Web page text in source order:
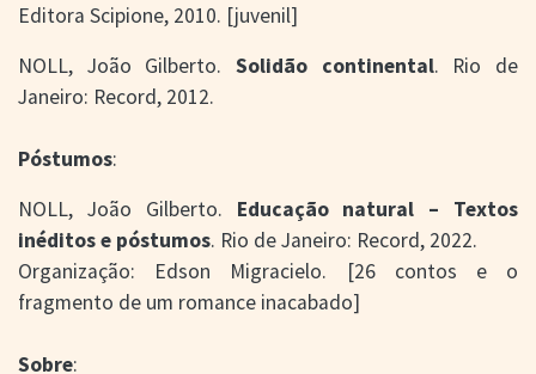
Editora Scipione, 2010. [juvenil]
NOLL, João Gilberto. Solidão continental. Rio de
Janeiro: Record, 2012.
Póstumos:
NOLL, João Gilberto. Educação natural – Textos
inéditos e póstumos. Rio de Janeiro: Record, 2022.
Organização: Edson Migracielo. [26 contos e o
fragmento de um romance inacabado]
Sobre: